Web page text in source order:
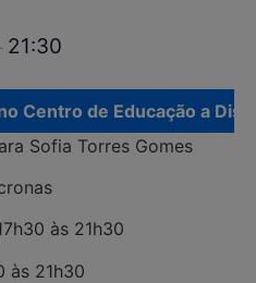
21:30
Centro de Educação a
Sofia Torres Gomes
às 21h30
às 21h30